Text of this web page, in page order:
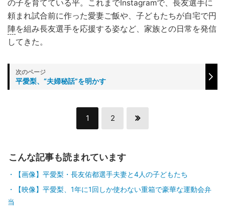
の子を育てている平。これまでInstagramで、長友選手に
頼まれ試合前に作った愛妻ご飯や、子どもたちが自宅で円
陣を組み長友選手を応援する姿など、家族との日常を発信
してきた。
平愛梨、“夫婦秘話”を明かす
1 2
こんな記事も読まれています
【画像】平愛梨・長友佑都選手夫妻と4人の子どもたち
【映像】平愛梨、1年に1回しか使わない重箱で豪華な運動会弁
当